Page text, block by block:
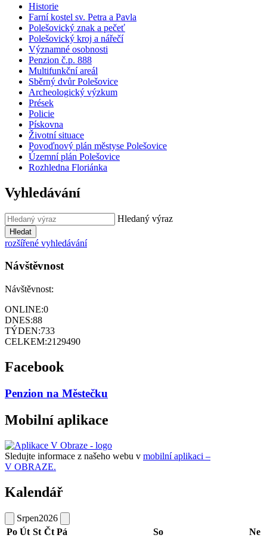
Historie
Farní kostel sv. Petra a Pavla
Polešovický znak a pečeť
Polešovický kroj a nářečí
Významné osobnosti
Penzion č.p. 888
Multifunkční areál
Sběrný dvůr Polešovice
Archeologický výzkum
Prések
Policie
Pískovna
Životní situace
Povoďnový plán městyse Polešovice
Územní plán Polešovice
Rozhledna Floriánka
Vyhledávání
Hledaný výraz
Hledat
rozšířené vyhledávání
Návštěvnost
Návštěvnost:
ONLINE:0
DNES:88
TÝDEN:733
CELKEM:2129490
Facebook
Penzion na Městečku
Mobilní aplikace
Sledujte informace z našeho webu v mobilní aplikaci –
V OBRAZE.
Kalendář
Srpen2026
Po Út St Čt Pá So
Ne